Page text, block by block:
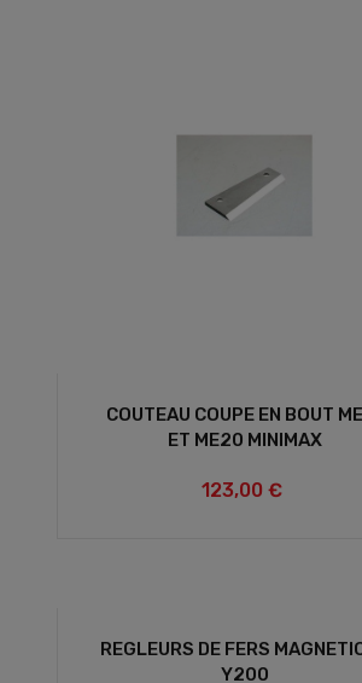
COUTEAU COUPE EN BOUT
ET ME20 MINIMAX
123,00 €
REGLEURS DE FERS
Y200